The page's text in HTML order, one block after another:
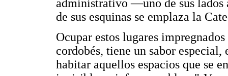
administrativo —uno de sus
de sus esquinas se emplaza la
Ocupar estos lugares
cordobés, tiene un sabor
habitar aquellos espacios que se